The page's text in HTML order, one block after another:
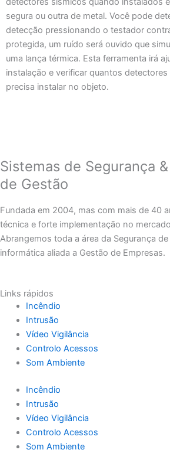
segura ou outra de metal. Você pode
detecção pressionando o testador
protegida, um ruído será ouvido que
uma lança térmica. Esta ferramenta irá
instalação e verificar quantos
precisa instalar no objeto.
Sistemas de Segurança
de Gestão
Fundada em 2004, mas com mais de 40
técnica e forte implementação no
Abrangemos toda a área da Segurança
informática aliada a Gestão de Empresas.
Links rápidos
Incêndio
Intrusão
Vídeo Vigilância
Controlo Acessos
Som Ambiente
Incêndio
Intrusão
Vídeo Vigilância
Controlo Acessos
Som Ambiente